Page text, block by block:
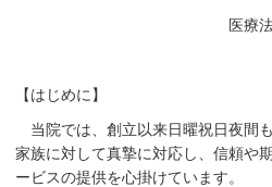
医療
【はじめに】
当院では、創立以来日曜祝日夜間
家族に対して真摯に対応し、信頼や
ービスの提供を心掛けています。